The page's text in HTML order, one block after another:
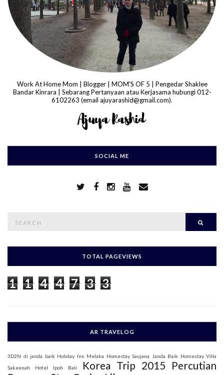
Work At Home Mom | Blogger | MOM'S OF 5 | Pengedar Shaklee
Bandar Kinrara | Sebarang Pertanyaan atau Kerjasama hubungi 012-
6102263 (email ajuyarashid@gmail.com).
SOCIAL ME
c
f
r
:
TOTAL PAGEVIEWS
1 1 4 4 7 3 3
AR TRAVELOG
3D2N di janda baik Holiday Inn Melaka Homestay Saujana Janda Baik Homestay Villa
Sakeenah
Hotel Ipoh Bali Korea Trip 2015 Percutian